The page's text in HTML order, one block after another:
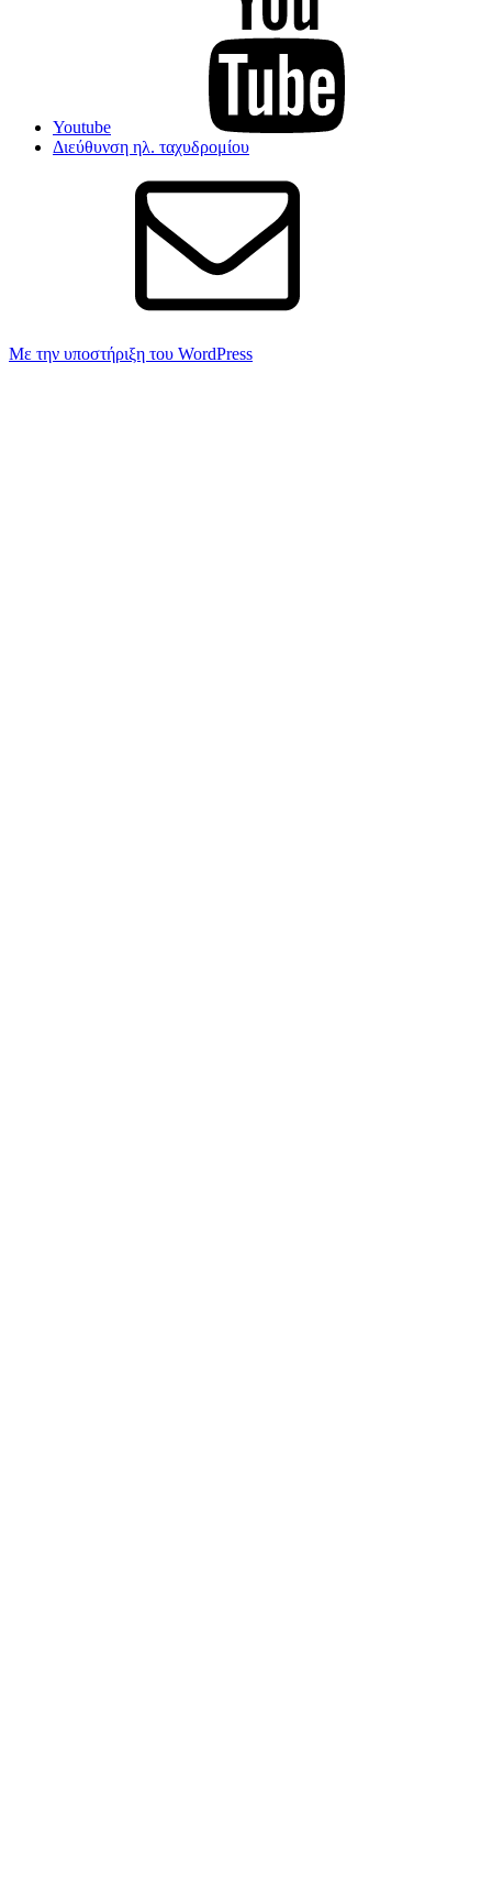
Youtube
Διεύθυνση ηλ. ταχυδρομίου
Με την υποστήριξη του WordPress